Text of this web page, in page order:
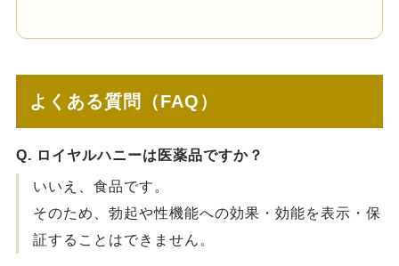
よくある質問（FAQ）
Q. ロイヤルハニーは医薬品ですか？
いいえ、食品です。
そのため、勃起や性機能への効果・効能を表示・保
証することはできません。